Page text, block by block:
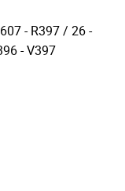
- R397 / 26 -
- V397